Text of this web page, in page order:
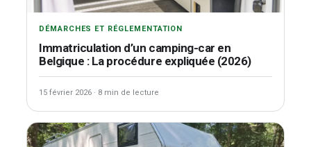
DÉMARCHES ET RÉGLEMENTATION
Immatriculation d’un camping-car en
Belgique : La procédure expliquée (2026)
15 février 2026 · 8 min de lecture